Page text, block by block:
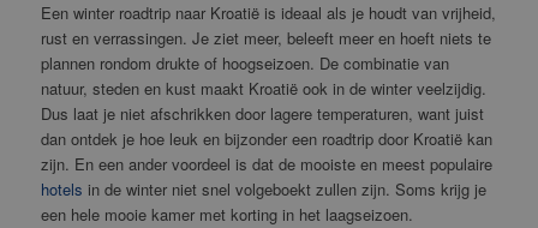
Een winter roadtrip naar Kroatië is ideaal als je houdt van vrijheid,
rust en verrassingen. Je ziet meer, beleeft meer en hoeft niets te
plannen rondom drukte of hoogseizoen. De combinatie van
natuur, steden en kust maakt Kroatië ook in de winter veelzijdig.
Dus laat je niet afschrikken door lagere temperaturen, want juist
dan ontdek je hoe leuk en bijzonder een roadtrip door Kroatië kan
zijn. En een ander voordeel is dat de mooiste en meest populaire
hotels in de winter niet snel volgeboekt zullen zijn. Soms krijg je
een hele mooie kamer met korting in het laagseizoen.